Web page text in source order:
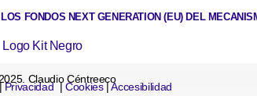
FONDOS NEXT GENERATION (EU) DEL
Claudio Céntreeco
Privacidad|Cookies|Accesibilidad